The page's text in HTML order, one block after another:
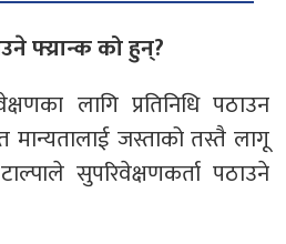
फ्य्रान्क को हुन्?
लागि प्रतिनिधि पठाउन
मान्यतालाई जस्ताको तस्तै लागू
सुपरिवेक्षणकर्ता पठाउने